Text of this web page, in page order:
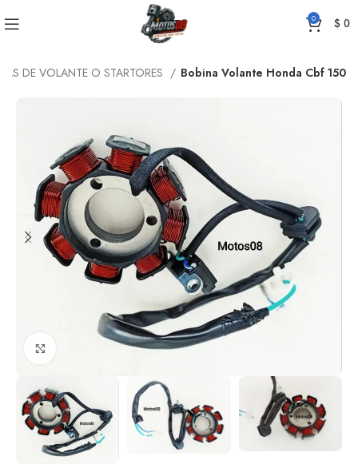
0 $0
DE VOLANTE O STARTORES Bobina Volante Honda Cbf 150
Click to enlarge